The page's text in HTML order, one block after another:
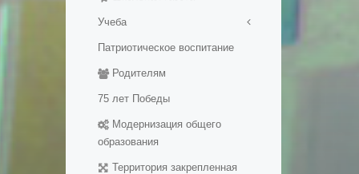
Учеба
Медалисты
Электронные
уроков
Патриотическое воспитание
Родителям
75 лет Победы
Модернизация общего
образования
Территория закрепленная